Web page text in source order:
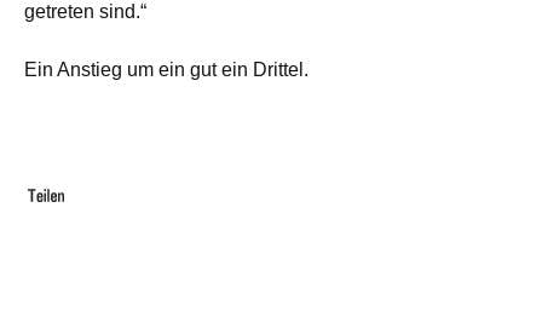
getreten sind.“
Ein Anstieg um ein gut ein Drittel.